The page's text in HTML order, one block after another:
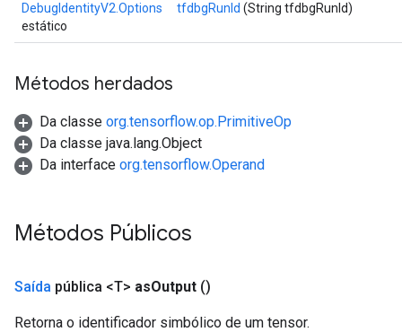
DebugIdentityV2.Options
estático
tfdbgRunId (String tfdbgRunId)
Métodos herdados
Da classe org.tensorflow.op.PrimitiveOp
Da classe java.lang.Object
Da interface org.tensorflow.Operand
Métodos Públicos
Saída pública <T> asOutput ()
Retorna o identificador simbólico de um tensor.